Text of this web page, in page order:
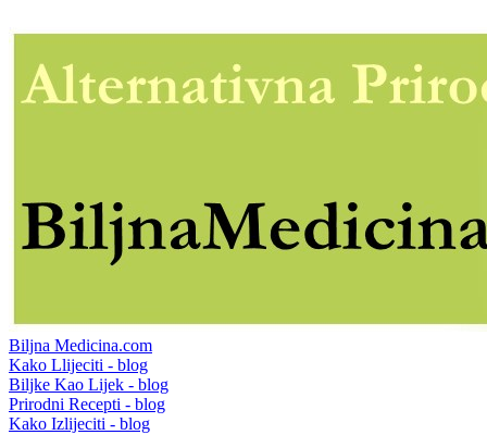
Biljna Medicina.com
Kako Llijeciti - blog
Biljke Kao Lijek - blog
Prirodni Recepti - blog
Kako Izlijeciti - blog